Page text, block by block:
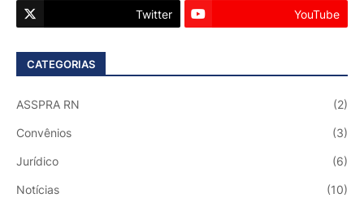
Twitter YouTube
CATEGORIAS
ASSPRA RN (2)
Convênios (3)
Jurídico (6)
Notícias (10)